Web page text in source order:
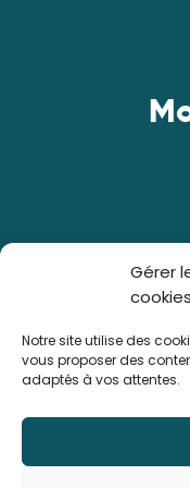
Gérer
cookies
Notre site utilise des
vous proposer des
adaptés à vos attentes.